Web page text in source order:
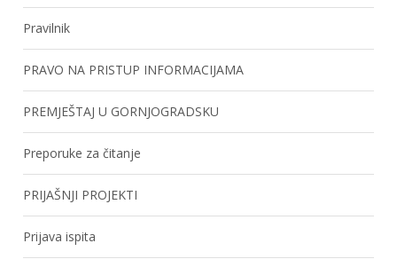
Pravilnik
PRAVO NA PRISTUP INFORMACIJAMA
PREMJEŠTAJ U GORNJOGRADSKU
Preporuke za čitanje
PRIJAŠNJI PROJEKTI
Prijava ispita